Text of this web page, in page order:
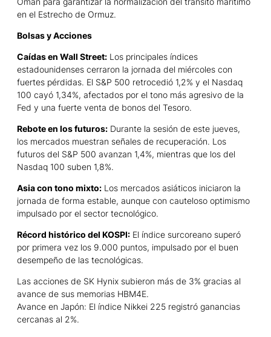
en el Estrecho de Ormuz.
Bolsas y Acciones
Caídas en Wall Street: Los principales índices
estadounidenses cerraron la jornada del miércoles con
fuertes pérdidas. El S&P 500 retrocedió 1,2% y el Nasdaq
100 cayó 1,34%, afectados por el tono más agresivo de la
Fed y una fuerte venta de bonos del Tesoro.
Rebote en los futuros: Durante la sesión de este jueves,
los mercados muestran señales de recuperación. Los
futuros del S&P 500 avanzan 1,4%, mientras que los del
Nasdaq 100 suben 1,8%.
Asia con tono mixto: Los mercados asiáticos iniciaron la
jornada de forma estable, aunque con cauteloso optimismo
impulsado por el sector tecnológico.
Récord histórico del KOSPI: El índice surcoreano superó
por primera vez los 9.000 puntos, impulsado por el buen
desempeño de las tecnológicas.
Las acciones de SK Hynix subieron más de 3% gracias al
avance de sus memorias HBM4E.
Avance en Japón: El índice Nikkei 225 registró ganancias
cercanas al 2%.